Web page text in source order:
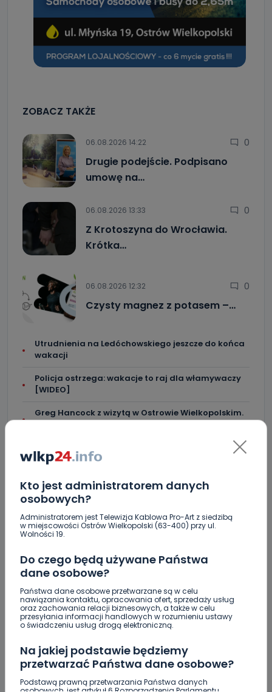
Kto jest administratorem danych
osobowych?
Administratorem jest Telewizja Kablowa Pro-Art z siedzibą
w miejscowości Ostrów Wielkopolski (63-400) przy ul.
Wolności 19.
Do czego będą używane Państwa
dane osobowe?
Państwa dane osobowe przetwarzane są w celu
nawiązania kontaktu, opracowania ofert, sprzedaży usług
oraz zachowania relacji biznesowych, a także w celu
przesyłania informacji handlowych w rozumieniu ustawy
o świadczeniu usług drogą elektroniczną.
Na jakiej podstawie będziemy
przetwarzać Państwa dane osobowe?
Podstawą prawną przetwarzania Państwa danych
ZOBACZ TAKŻE
06.08.2026 14:22 0
Drugie podejście. Podpisano
umowę na…
06.08.2026 13:33 0
Z Krotoszyna do Wrocławia.
Krótka…
06.08.2026 12:32 0
Czysty magnez z potasem –…
Utrudnienia na Ledóchowskiego jeszcze do końca
wakacji
Policja ostrzega: wakacje to raj dla włamywaczy
[WIDEO]
Greg Hancock z wizytą w Ostrowie Wielkopolskim.
Wspiera amerykańskie talenty [WIDEO]
Masz karaluchy w domu? Sprawdź, jak skutecznie
się ich pozbyć!
Bójka z użyciem noża. Zatrzymano czterech
mężczyzn z Ostrowa
Przyglądała im się cała Polska. Mijają 23 lata od
strajku w Fabryce Wagon
To była pracowita noc dla straży pożarnej
Rzucał łatwopalnymi substancjami w strażaków.
Usłyszał zarzuty
Oszustwa na czele statystyk. Prokuratura
Okręgowa w Ostrowie podsumowała półrocze
Będzie więcej syren. Wspólny projekt gmin